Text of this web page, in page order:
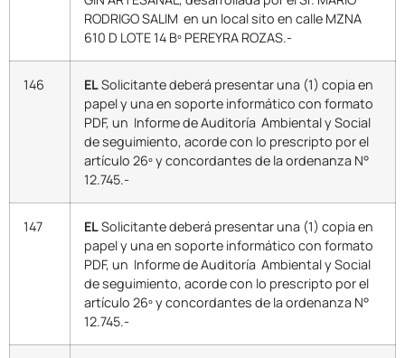
RODRIGO SALIM en un local sito en calle MZNA
610 D LOTE 14 Bº PEREYRA ROZAS.-
146 ELSolicitante deberá presentar una (1) copia en
papel y una en soporte informático con formato
PDF, un Informe de Auditoría Ambiental y Social
de seguimiento, acorde con lo prescripto por el
artículo 26º y concordantes de la ordenanza N°
12.745.-
147 ELSolicitante deberá presentar una (1) copia en
papel y una en soporte informático con formato
PDF, un Informe de Auditoría Ambiental y Social
de seguimiento, acorde con lo prescripto por el
artículo 26º y concordantes de la ordenanza N°
12.745.-